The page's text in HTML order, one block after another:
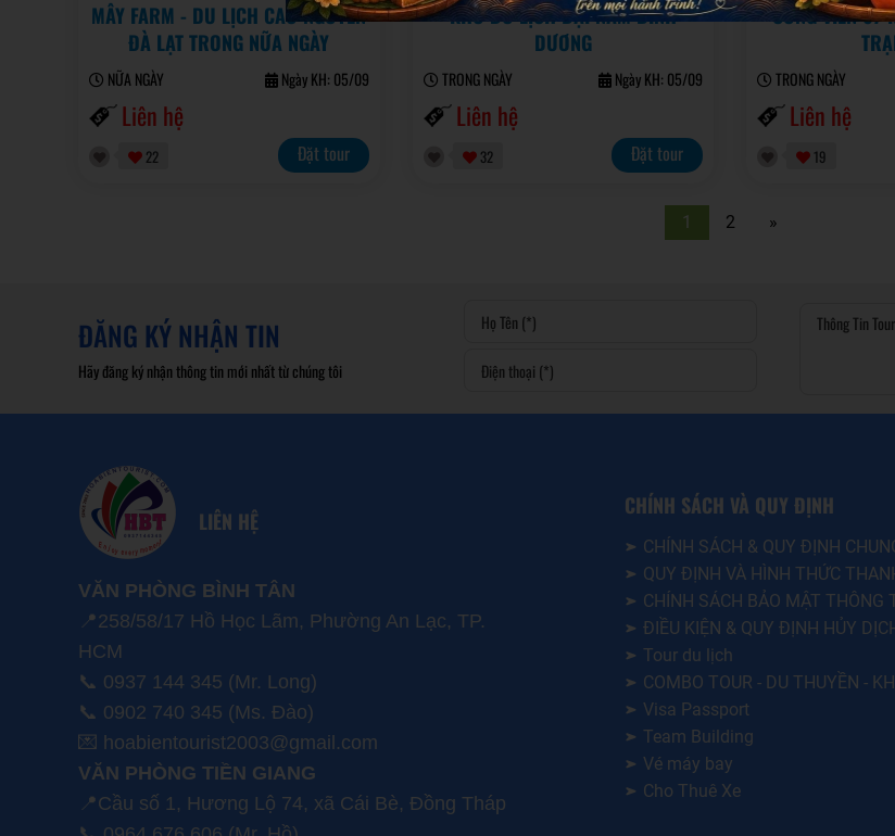
MÂY FARM - DU LỊCH CAO NGUYÊN
ĐÀ LẠT TRONG NỮA NGÀY
NỮA NGÀY Ngày KH: 05/09
Liên hệ
22 Đặt tour
KHU DU LỊCH ĐẠI NAM BÌNH
DƯƠNG
TRONG NGÀY Ngày KH: 05/09
Liên hệ
32 Đặt tour
CÔNG VIÊN 07
TRONG NGÀY
Liên hệ
19
1 2 »
ĐĂNG KÝ NHẬN TIN
Hãy đăng ký nhận thông tin mới nhất từ chúng tôi
LIÊN HỆ
VĂN PHÒNG BÌNH TÂN
📍258/58/17 Hồ Học Lãm, Phường An Lạc, TP.
HCM
📞 0937 144 345 (Mr. Long)
📞 0902 740 345 (Ms. Đào)
💌 hoabientourist2003@gmail.com
VĂN PHÒNG TIỀN GIANG
📍Cầu số 1, Hương Lộ 74, xã Cái Bè, Đồng Tháp
CHÍNH SÁCH VÀ QUY ĐỊNH
CHÍNH SÁCH & QUY ĐỊNH
QUY ĐỊNH VÀ HÌNH THỨC
CHÍNH SÁCH BẢO MẬT THÔNG
ĐIỀU KIỆN & QUY ĐỊNH HỦY
Tour du lịch
COMBO TOUR - DU THUYỀN -
Visa Passport
Team Building
Vé máy bay
Cho Thuê Xe